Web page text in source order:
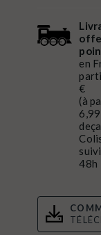
en
€
(à
48h